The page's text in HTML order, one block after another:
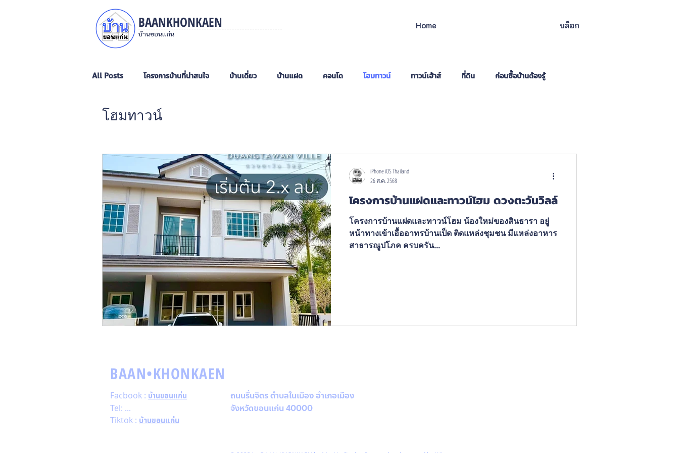
BAANKHONKAEN
บ้านขอนแก่น
Home บล็อก
All Posts โครงการบ้านที่น่าสนใจ บ้านเดี่ยว บ้านแฝด คอนโด โฮมทาวน์ ทาวน์เฮ้าส์ ที่ดิน ก่อนซื้อบ้านต้องรู้
บ้านชั้นเดียว
โฮมทาวน์
โครงการบ้านแฝดและทาวน์โฮม ดวงตะวันวิลล์
โครงการบ้านแฝดและทาวน์โฮม น้องใหม่ของสินธารา อยู่
หน้าทางเข้าเอื้ออาทรบ้านเป็ด ติดแหล่งชุมชน มีแหล่งอาหาร
สาธารณูปโภค ครบครัน...
iPhone iOS Thailand
26 ส.ค. 2568
BAAN•KHONKAEN
Facbook : บ้านขอนแก่น
Tel: ...
Tiktok : บ้านขอนแก่น
ถนนรื่นจิตร ตำบลในเมือง อำเภอเมือง
จังหวัดขอนแก่น 40000